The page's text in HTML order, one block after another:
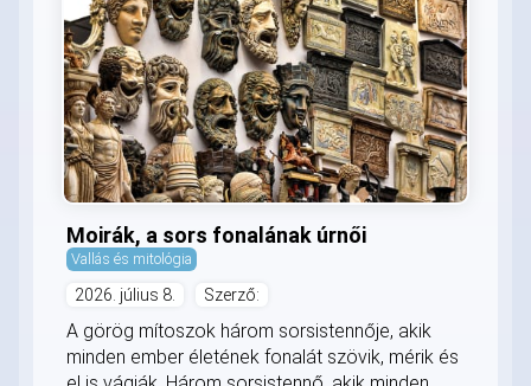
Moirák, a sors fonalának úrnői
Vallás és mitológia
2026. július 8. Szerző:
A görög mítoszok három sorsistennője, akik
minden ember életének fonalát szövik, mérik és